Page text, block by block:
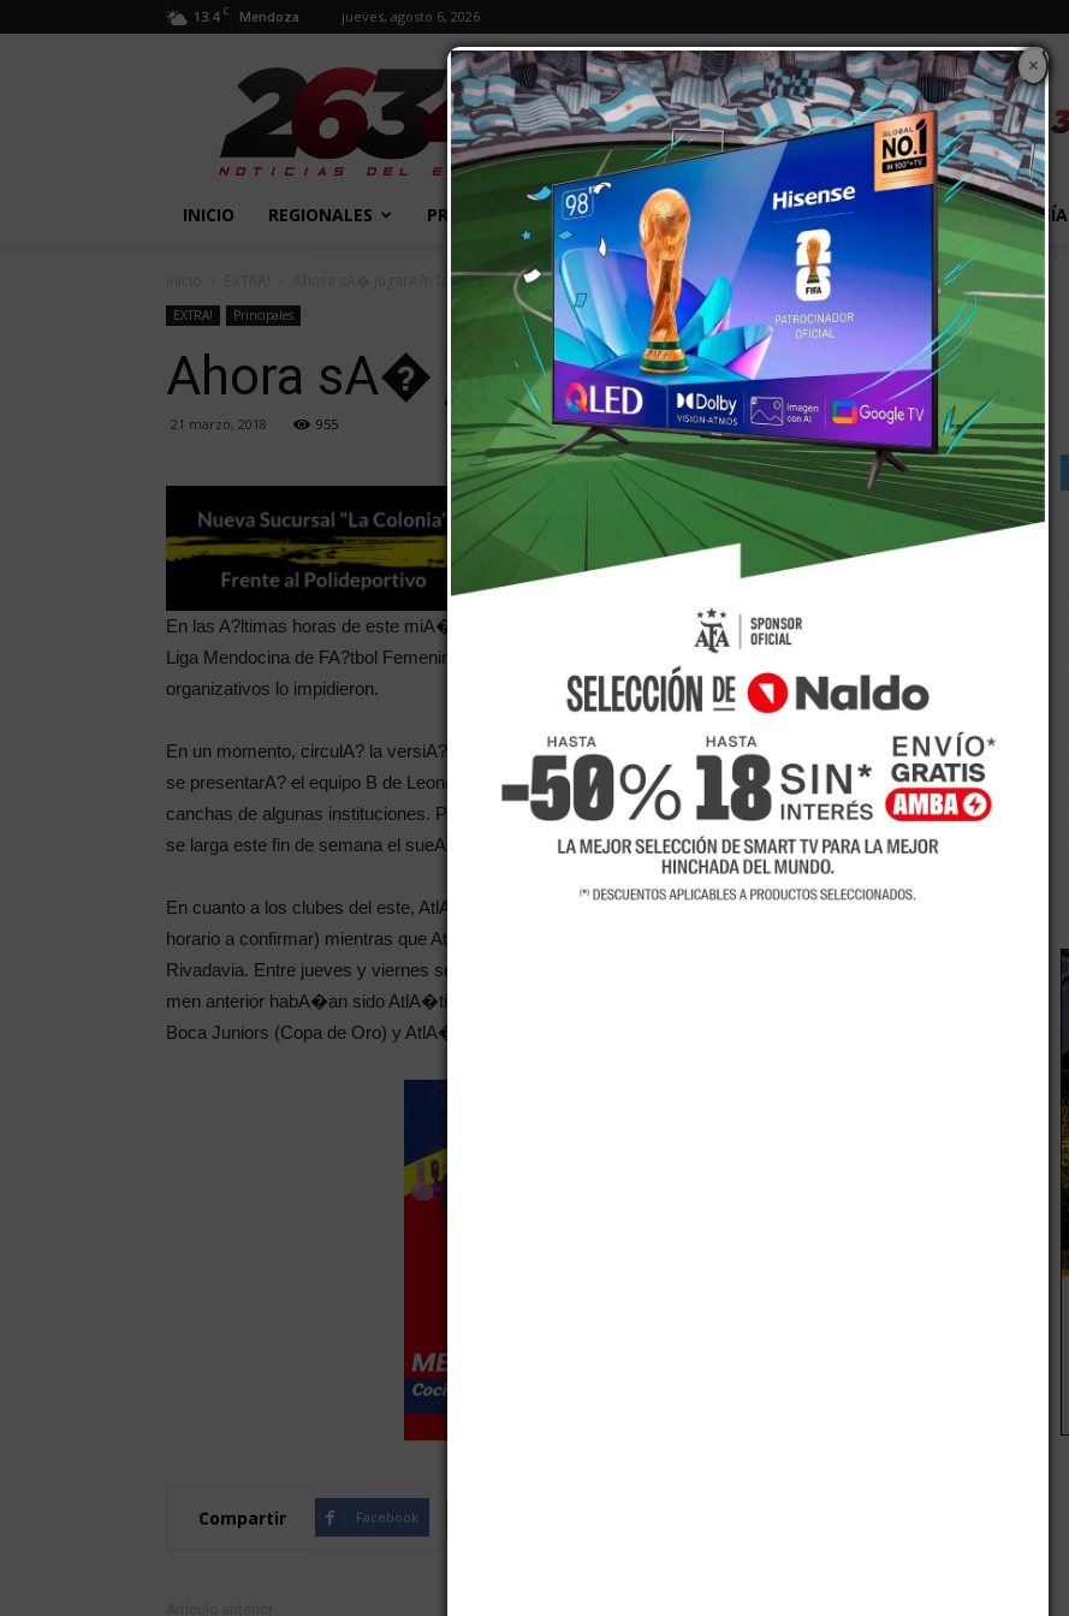
13.4 C Mendoza jueves, agosto 6, 2026
2634
Diario
INICIO REGIONALES PROVINCIALES EXTRA! MUNDO PAÍS EVENTOS TECNOLOGÍA
Ahora sA� jugarA?n las chicas
EXTRA! Principales
Ahora sA� jugarA?n las chicas
21 marzo, 2018 955
En las A?ltimas horas de este miA�rcoles, se dio a conocer la programaciA?n con la primera fecha de la
Liga Mendocina de FA?tbol Femenino. Supuestamente arrancaba la semana pasada pero temas
organizativos lo impidieron.
En un momento, circulA? la versiA?n de la inclusiA?n de Deportivo Rodeo del Medio pero, finalmente, no
se presentarA? el equipo B de Leonardo Murialdo. SegA?n otros rumores, se habrA�an cambiado las
canchas de algunas instituciones. Por ahora, no hay respuestas de estas modificaciones. Lo importante,
se larga este fin de semana el sueA�o de las damas.
En cuanto a los clubes del este, AtlA�tico Palmira recibirA? a AtlA�tico Fray Luis BeltrA?n (con dA�a y
horario a confirmar) mientras que AtlA�tico San MartA�n serA? local de Sportivo Independiente
Rivadavia. Entre jueves y viernes se sabrA�an los horarios. Recordemos que las campeonas del certA?
men anterior habA�an sido AtlA�tico Gimnasia y Esgrima (Apertura 2017), Las Pumas a�� AtlA�tico
Boca Juniors (Copa de Oro) y AtlA�tico Palmira (Copa de Plata)
×
Compartir Facebook